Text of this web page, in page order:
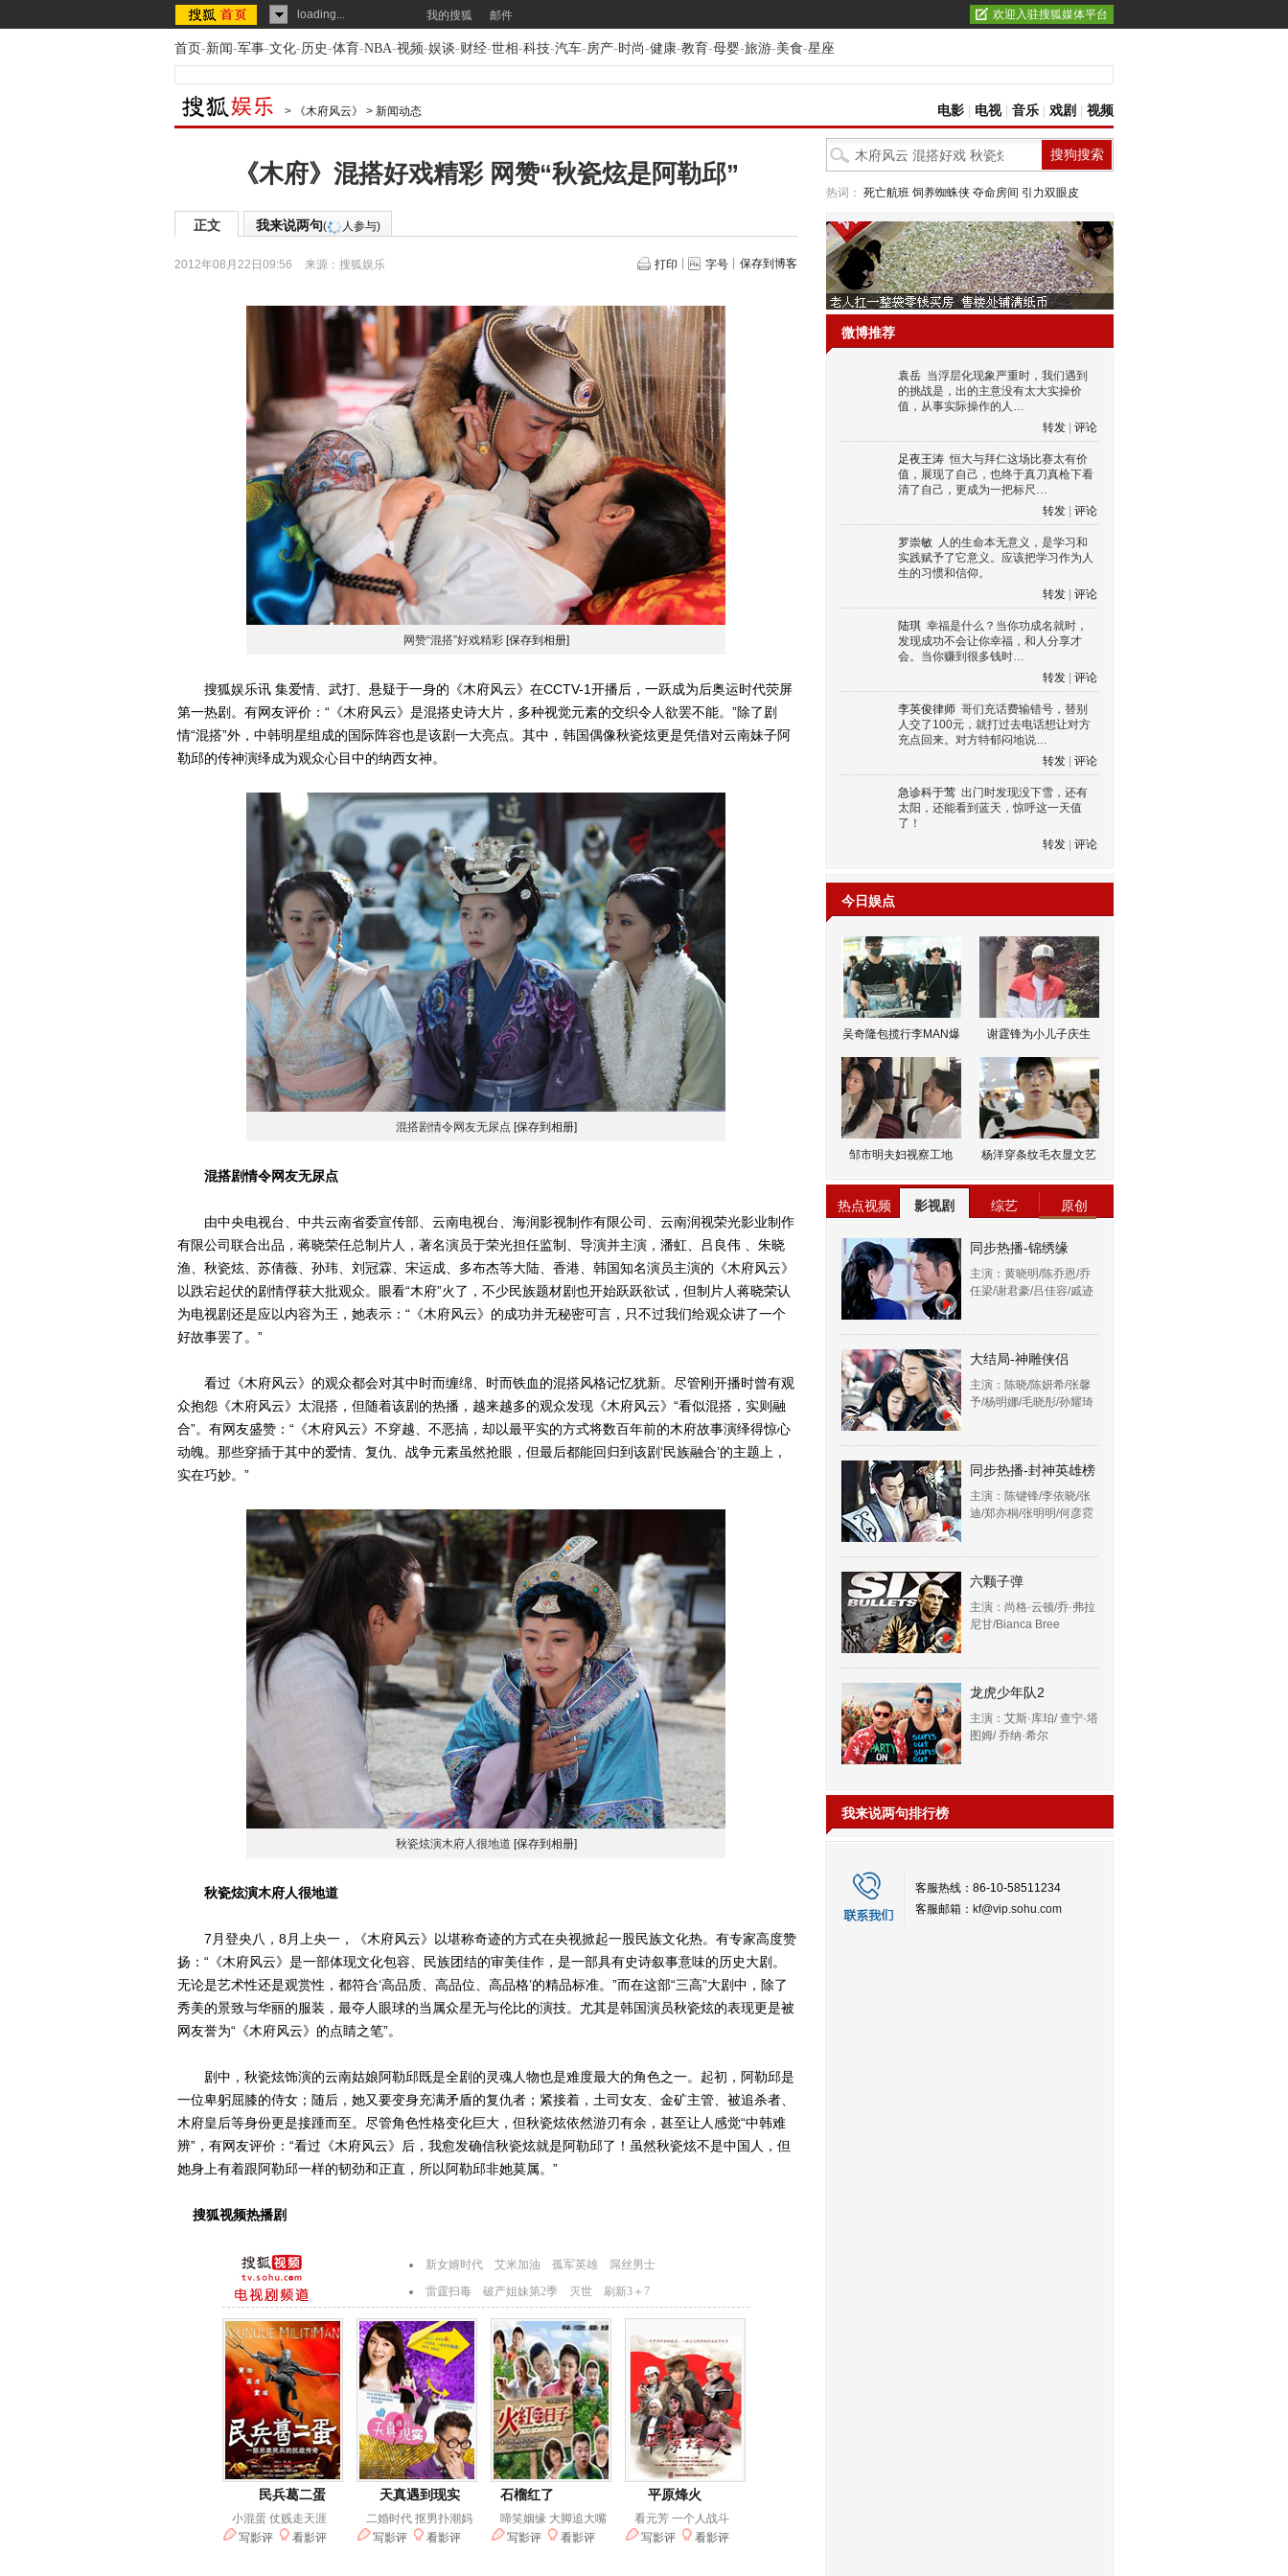
loading... 我的搜狐 邮件 欢迎入驻搜狐媒体平台
首页-新闻-军事-文化-历史-体育-NBA-视频-娱谈-财经-世相-科技-汽车-房产-时尚-健康-教育-母婴-旅游-美食-星座
> 《木府风云》 > 新闻动态 电影 电视| 音乐 戏剧 视频
《木府》混搭好戏精彩 网赞“秋瓷炫是阿勒邱”
正文 我来说两句( 人参与)
2012年08月22日09:56 来源： 搜狐娱乐 打印 字号 保存到博客
网赞“混搭”好戏精彩 [保存到相册]
搜狐娱乐讯 集爱情、武打、悬疑于一身的《木府风云》在CCTV-1开播后，一跃成为后奥运时代荧屏
第一热剧。有网友评价：“《木府风云》是混搭史诗大片，多种视觉元素的交织令人欲罢不能。”除了剧
情“混搭”外，中韩明星组成的国际阵容也是该剧一大亮点。其中，韩国偶像秋瓷炫更是凭借对云南妹子阿
勒邱的传神演绎成为观众心目中的纳西女神。
混搭剧情令网友无尿点 [保存到相册]
混搭剧情令网友无尿点
由中央电视台、中共云南省委宣传部、云南电视台、海润影视制作有限公司、云南润视荣光影业制作
有限公司联合出品，蒋晓荣任总制片人，著名演员于荣光担任监制、导演并主演，潘虹、吕良伟 、朱晓
渔、秋瓷炫、苏倩薇、孙玮、刘冠霖、宋运成、多布杰等大陆、香港、韩国知名演员主演的《木府风云》
以跌宕起伏的剧情俘获大批观众。眼看“木府”火了，不少民族题材剧也开始跃跃欲试，但制片人蒋晓荣认
为电视剧还是应以内容为王，她表示：“《木府风云》的成功并无秘密可言，只不过我们给观众讲了一个
好故事罢了。”
看过《木府风云》的观众都会对其中时而缠绵、时而铁血的混搭风格记忆犹新。尽管刚开播时曾有观
众抱怨《木府风云》太混搭，但随着该剧的热播，越来越多的观众发现《木府风云》“看似混搭，实则融
合”。有网友盛赞：“《木府风云》不穿越、不恶搞，却以最平实的方式将数百年前的木府故事演绎得惊心
动魄。那些穿插于其中的爱情、复仇、战争元素虽然抢眼，但最后都能回归到该剧‘民族融合’的主题上，
实在巧妙。”
秋瓷炫演木府人很地道 [保存到相册]
秋瓷炫演木府人很地道
7月登央八，8月上央一，《木府风云》以堪称奇迹的方式在央视掀起一股民族文化热。有专家高度赞
扬：“《木府风云》是一部体现文化包容、民族团结的审美佳作，是一部具有史诗叙事意味的历史大剧。
无论是艺术性还是观赏性，都符合‘高品质、高品位、高品格’的精品标准。”而在这部“三高”大剧中，除了
秀美的景致与华丽的服装，最夺人眼球的当属众星无与伦比的演技。尤其是韩国演员秋瓷炫的表现更是被
网友誉为“《木府风云》的点睛之笔”。
剧中，秋瓷炫饰演的云南姑娘阿勒邱既是全剧的灵魂人物也是难度最大的角色之一。起初，阿勒邱是
一位卑躬屈膝的侍女；随后，她又要变身充满矛盾的复仇者；紧接着，土司女友、金矿主管、被追杀者、
木府皇后等身份更是接踵而至。尽管角色性格变化巨大，但秋瓷炫依然游刃有余，甚至让人感觉“中韩难
辨”，有网友评价：“看过《木府风云》后，我愈发确信秋瓷炫就是阿勒邱了！虽然秋瓷炫不是中国人，但
她身上有着跟阿勒邱一样的韧劲和正直，所以阿勒邱非她莫属。”
搜狐视频热播剧
热词： 死亡航班 饲养蜘蛛侠 夺命房间 引力双眼皮
微博推荐
袁岳 当浮层化现象严重时，我们遇到
的挑战是，出的主意没有太大实操价
值，从事实际操作的人…
转发
评论
足夜王涛 恒大与拜仁这场比赛太有价
值，展现了自己，也终于真刀真枪下看
清了自己，更成为一把标尺…
转发
评论
罗崇敏 人的生命本无意义，是学习和
实践赋予了它意义。应该把学习作为人
生的习惯和信仰。
转发
评论
陆琪 幸福是什么？当你功成名就时，
发现成功不会让你幸福，和人分享才
会。当你赚到很多钱时…
转发
评论
李英俊律师 哥们充话费输错号，替别
人交了100元，就打过去电话想让对方
充点回来。对方特郁闷地说…
转发
评论
急诊科于莺 出门时发现没下雪，还有
太阳，还能看到蓝天，惊呼这一天值
了！
转发
评论
今日娱点
吴奇隆包揽行李MAN爆 谢霆锋为小儿子庆生
邹市明夫妇视察工地 杨洋穿条纹毛衣显文艺
热点视频 影视剧 综艺 原创
同步热播-锦绣缘
主演：黄晓明/陈乔恩/乔
任梁/谢君豪/吕佳容/戚迹
大结局-神雕侠侣
主演：陈晓/陈妍希/张馨
予/杨明娜/毛晓彤/孙耀琦
同步热播-封神英雄榜
主演：陈键锋/李依晓/张
迪/郑亦桐/张明明/何彦霓
六颗子弹
主演：尚格·云顿/乔·弗拉
尼甘/Bianca Bree
龙虎少年队2
主演：艾斯·库珀/ 查宁·塔
图姆/ 乔纳·希尔
我来说两句排行榜
客服热线：86-10-58511234
客服邮箱： kf@vip.sohu.com